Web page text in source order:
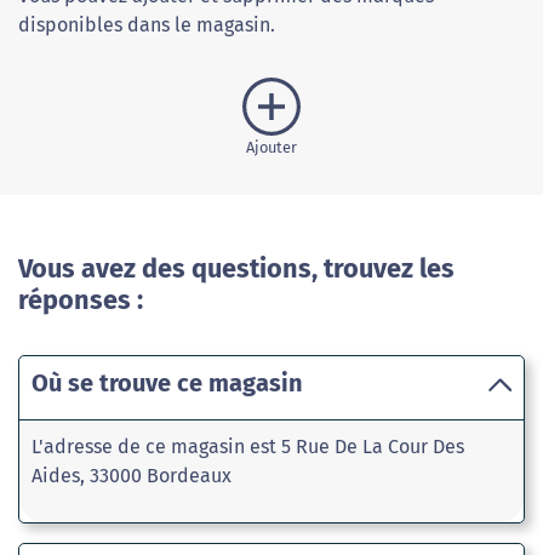
disponibles dans le magasin.
Ajouter
Vous avez des questions, trouvez les
réponses :
Où se trouve ce magasin
L'adresse de ce magasin est 5 Rue De La Cour Des
Aides, 33000 Bordeaux